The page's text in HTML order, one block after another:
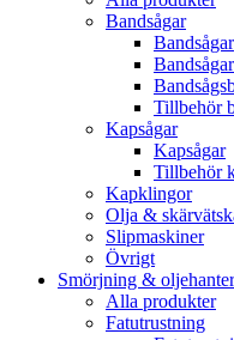
Bandsågar
Bandsågar
Tillbehör
Kapsågar
Kapsågar
Tillbehör
Kapklingor
Olja &
Slipmaskiner
Övrigt
Smörjning &
Alla produkter
Fatutrustning